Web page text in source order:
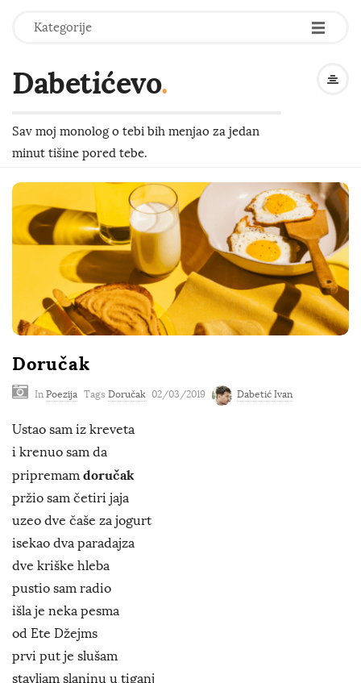
Kategorije -
-
-
Dabetićevo.
Sav moj monolog o tebi bih menjao za jedan
minut tišine pored tebe.
Doručak
In Poezija Tags Doručak 02/03/2019 Dabetić Ivan
Ustao sam iz kreveta
i krenuo sam da
pripremam doručak
pržio sam četiri jaja
uzeo dve čaše za jogurt
isekao dva paradajza
dve kriške hleba
pustio sam radio
išla je neka pesma
od Ete Džejms
prvi put je slušam
stavljam slaninu u tiganj